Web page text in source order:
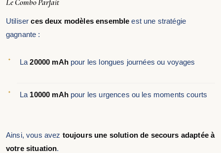
Le Combo Parfait
Utiliserces deux modèles ensemble est une stratégie
gagnante :
La20000 mAhpour les longues journées ou voyages
La 10000 mAhpour les urgences ou les moments courts
Ainsi, vous avez toujours une solution de secours adaptée à
votre situation.